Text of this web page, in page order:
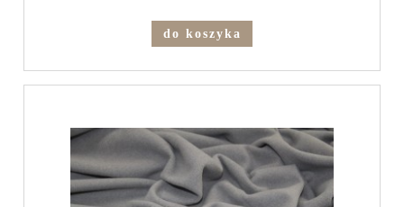
do koszyka